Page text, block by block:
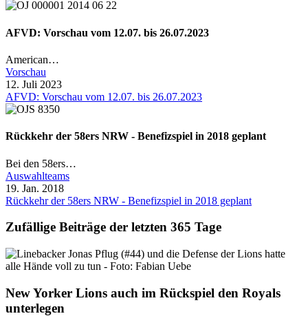
AFVD: Vorschau vom 12.07. bis 26.07.2023
American…
Vorschau
12. Juli 2023
AFVD: Vorschau vom 12.07. bis 26.07.2023
Rückkehr der 58ers NRW - Benefizspiel in 2018 geplant
Bei den 58ers…
Auswahlteams
19. Jan. 2018
Rückkehr der 58ers NRW - Benefizspiel in 2018 geplant
Zufällige Beiträge der letzten 365 Tage
New Yorker Lions auch im Rückspiel den Royals
unterlegen